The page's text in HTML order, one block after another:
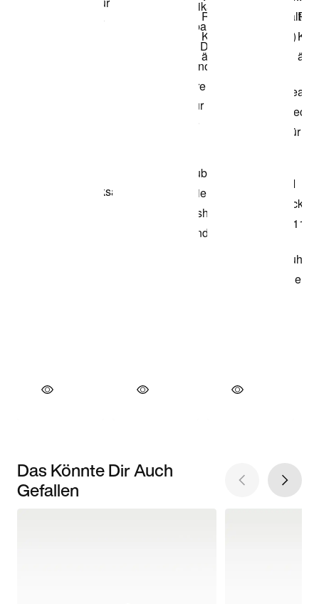
Das Könnte Dir Auch
Gefallen